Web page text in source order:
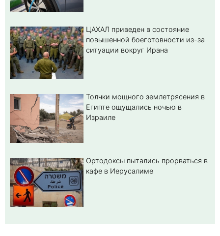
ЦАХАЛ приведен в состояние
повышенной боеготовности из-за
ситуации вокруг Ирана
Толчки мощного землетрясения в
Египте ощущались ночью в
Израиле
Ортодоксы пытались прорваться в
кафе в Иерусалиме